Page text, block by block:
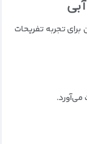
تجربه تفریحات